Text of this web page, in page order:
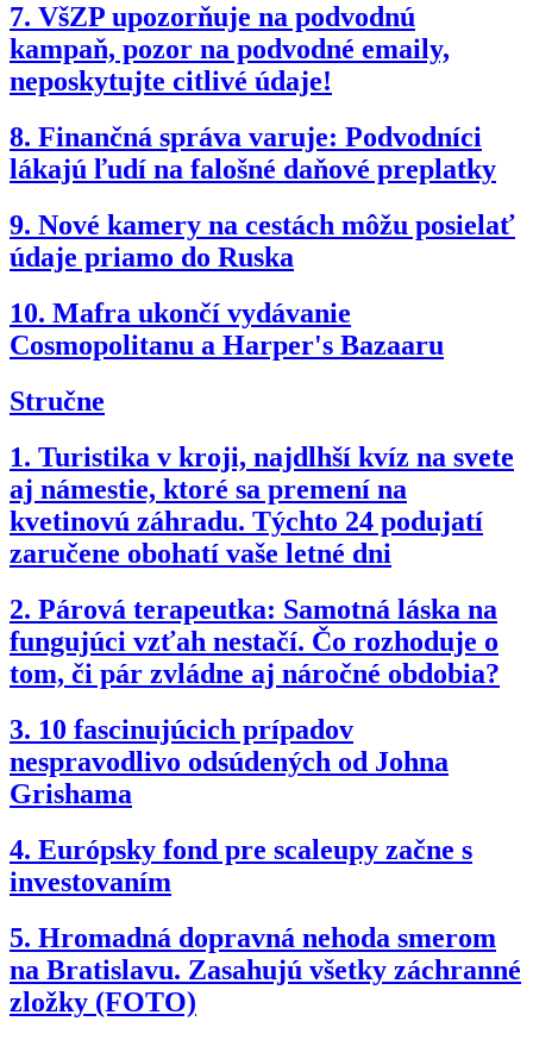
7. VšZP upozorňuje na podvodnú
kampaň, pozor na podvodné emaily,
neposkytujte citlivé údaje!
8. Finančná správa varuje: Podvodníci
lákajú ľudí na falošné daňové preplatky
9. Nové kamery na cestách môžu posielať
údaje priamo do Ruska
10. Mafra ukončí vydávanie
Cosmopolitanu a Harper's Bazaaru
Stručne
1. Turistika v kroji, najdlhší kvíz na svete
aj námestie, ktoré sa premení na
kvetinovú záhradu. Týchto 24 podujatí
zaručene obohatí vaše letné dni
2. Párová terapeutka: Samotná láska na
fungujúci vzťah nestačí. Čo rozhoduje o
tom, či pár zvládne aj náročné obdobia?
3. 10 fascinujúcich prípadov
nespravodlivo odsúdených od Johna
Grishama
4. Európsky fond pre scaleupy začne s
investovaním
5. Hromadná dopravná nehoda smerom
na Bratislavu. Zasahujú všetky záchranné
zložky (FOTO)